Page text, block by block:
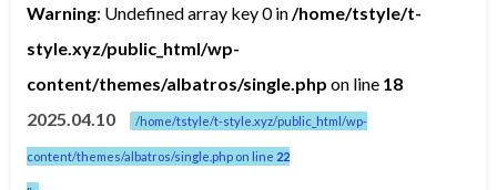
Warning: Undefined array key 0 in/home/tstyle/t-
style.xyz/public_html/wp-
content/themes/albatros/single.php on line 18
2025.04.10
/home/tstyle/t-style.xyz/public_html/wp-
content/themes/albatros/single.php on line 22